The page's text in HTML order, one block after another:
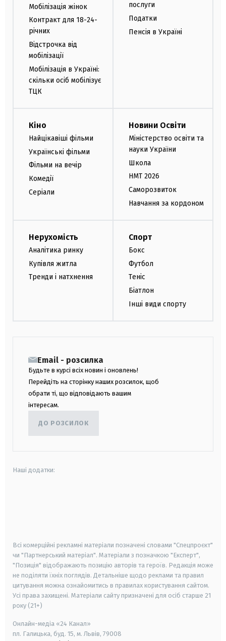
Мобілізація жінок
Контракт для 18-24-
річних
Відстрочка від
мобілізації
Мобілізація в Україні:
скільки осіб мобілізує
ТЦК
послуги
Податки
Пенсія в Україні
Кіно
Найцікавіші фільми
Українські фільми
Фільми на вечір
Комедії
Серіали
Новини Освіти
Міністерство освіти та
науки України
Школа
НМТ 2026
Саморозвиток
Навчання за кордоном
Нерухомість
Аналітика ринку
Купівля житла
Тренди і натхнення
Спорт
Бокс
Футбол
Теніс
Біатлон
Інші види спорту
Email - розсилка
Будьте в курсі всіх новин і оновлень!
Перейдіть на сторінку наших розсилок, щоб
обрати ті, що відповідають вашим
інтересам.
ДО РОЗСИЛОК
Наші додатки:
Всі комерційні рекламні матеріали позначені словами "Спецпроєкт"
чи "Партнерський матеріал". Матеріали з позначкою "Експерт",
"Позиція" відображають позицію авторів та героїв. Редакція може
не поділяти їхніх поглядів. Детальніше щодо реклами та правил
цитування можна ознайомитись в правилах користування сайтом.
Усі права захищені. Матеріали сайту призначені для осіб старше 21
року (21+)
Онлайн-медіа «24 Канал»
пл. Галицька, буд. 15, м. Львів, 79008